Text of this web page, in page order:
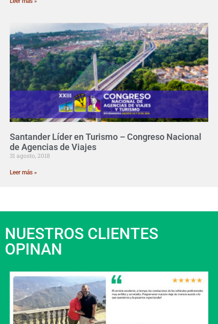
Santander Líder en Turismo – Congreso Nacional
de Agencias de Viajes
31 agosto, 2018
Leer más »
NUESTROS CLIENTES
OPINAN